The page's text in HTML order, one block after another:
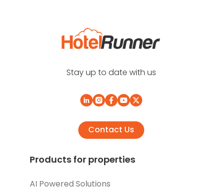
Stay up to date with us
Contact Us
Products for properties
AI Powered Solutions